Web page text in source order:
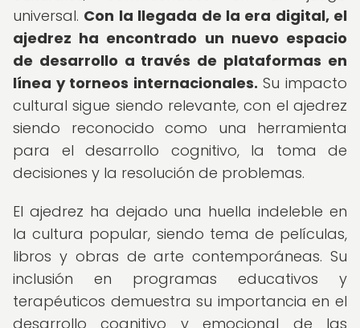
universal. Con la llegada de la era digital, el
ajedrez ha encontrado un nuevo espacio
de desarrollo a través de plataformas en
línea y torneos internacionales. Su impacto
cultural sigue siendo relevante, con el ajedrez
siendo reconocido como una herramienta
para el desarrollo cognitivo, la toma de
decisiones y la resolución de problemas.
El ajedrez ha dejado una huella indeleble en
la cultura popular, siendo tema de películas,
libros y obras de arte contemporáneas. Su
inclusión en programas educativos y
terapéuticos demuestra su importancia en el
desarrollo cognitivo y emocional de las